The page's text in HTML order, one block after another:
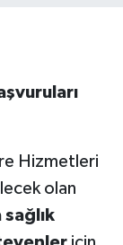
Hizmetleri
olan